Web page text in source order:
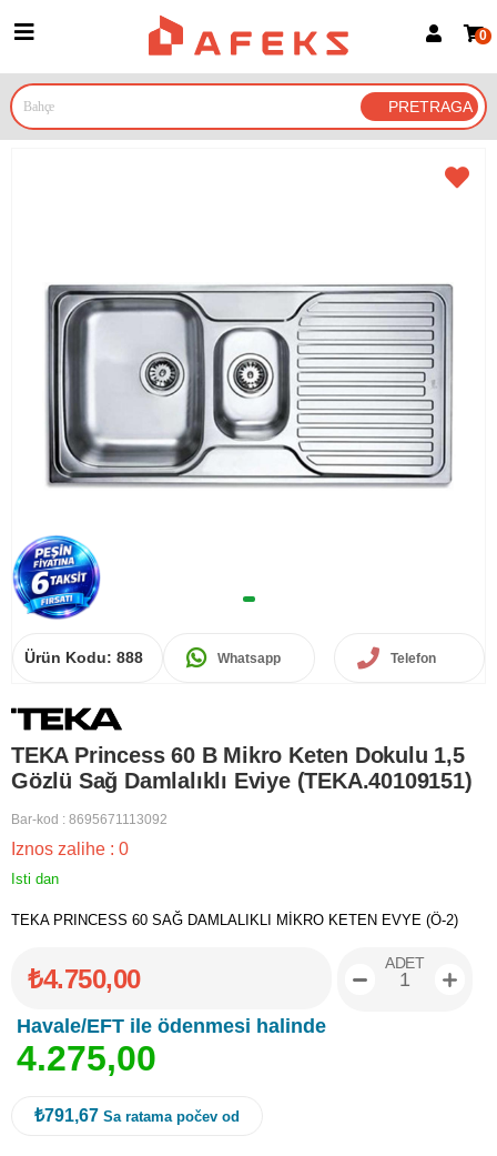
Prijava za članove
Prijavite se Google nalogom
0
Ürün Kodu: 888 Whatsapp Telefon
TEKA Princess 60 B Mikro Keten Dokulu 1,5
Gözlü Sağ Damlalıklı Eviye (TEKA.40109151)
Bar-kod : 8695671113092
Iznos zalihe : 0
Isti dan
TEKA PRINCESS 60 SAĞ DAMLALIKLI MİKRO KETEN EVYE (Ö-2)
₺4.750,00
Havale/EFT ile ödenmesi halinde
4.275,00
ADET
₺791,67 Sa ratama počev od